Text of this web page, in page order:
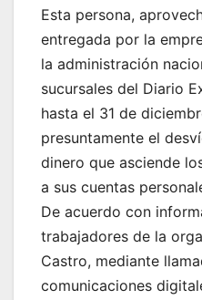
Esta persona,
entregada por la
la administración
sucursales del Diario
hasta el 31 de
presuntamente el
dinero que asciende
a sus cuentas
De acuerdo con
trabajadores de la
Castro, mediante
comunicaciones